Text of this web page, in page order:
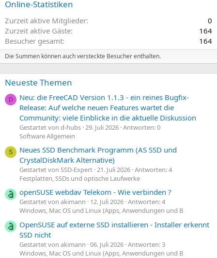
Online-Statistiken
Zurzeit aktive Mitglieder
0
Zurzeit aktive Gäste
164
Besucher gesamt
164
Die Summen können auch versteckte Besucher enthalten.
Neueste Themen
D
Neu: die FreeCAD Version 1.1.3 - ein reines Bugfix-
Release: Auf welche neuen Features wartet die
Community: viele Einblicke in die aktuelle Diskussion
Gestartet von d-hubs 29. Juli 2026 Antworten: 0
Software Allgemein
S
Neues SSD Benchmark Programm (AS SSD und
CrystalDiskMark Alternative)
Gestartet von SSD-Expert 21. Juli 2026 Antworten: 4
Festplatten, SSDs und optische Laufwerke
openSUSE webdav Telekom - Wie verbinden ?
Gestartet von akimann 12. Juli 2026 Antworten: 4
Windows, Mac OS und Linux (Apps, Anwendungen und B
OpenSUSE auf externe SSD installieren - Installer erkennt
SSD nicht
Gestartet von akimann 06. Juli 2026 Antworten: 3
Windows, Mac OS und Linux (Apps, Anwendungen und B